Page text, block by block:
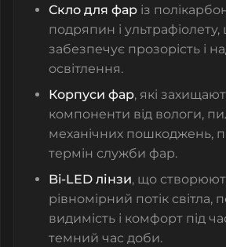
Скло для фар із
подряпин і
забезпечує прозорість і
освітлення.
Корпуси фар, які
компоненти від вологи,
механічних пошкоджень,
термін служби фар.
Bi-LED лінзи, що
рівномірний потік
видимість і комфорт під
темний час доби.